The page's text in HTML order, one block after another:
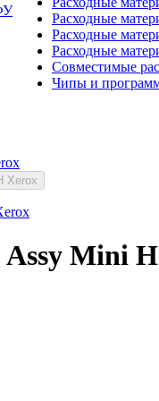
Расходные
Расходные
Расходные
Совместимые
Чипы и
Xerox
Assy Mini